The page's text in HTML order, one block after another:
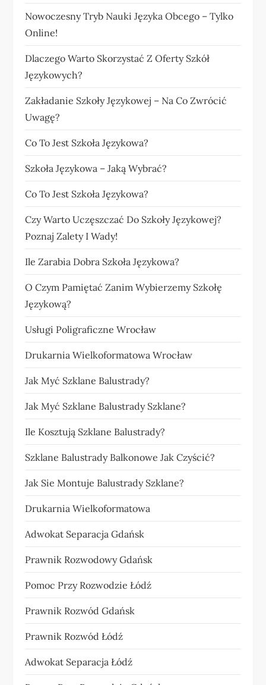
Nowoczesny Tryb Nauki Języka Obcego – Tylko
Online!
Dlaczego Warto Skorzystać Z Oferty Szkół
Językowych?
Zakładanie Szkoły Językowej – Na Co Zwrócić
Uwagę?
Co To Jest Szkoła Językowa?
Szkoła Językowa – Jaką Wybrać?
Co To Jest Szkoła Językowa?
Czy Warto Uczęszczać Do Szkoły Językowej?
Poznaj Zalety I Wady!
Ile Zarabia Dobra Szkoła Językowa?
O Czym Pamiętać Zanim Wybierzemy Szkołę
Językową?
Usługi Poligraficzne Wrocław
Drukarnia Wielkoformatowa Wrocław
Jak Myć Szklane Balustrady?
Jak Myć Szklane Balustrady Szklane?
Ile Kosztują Szklane Balustrady?
Szklane Balustrady Balkonowe Jak Czyścić?
Jak Sie Montuje Balustrady Szklane?
Drukarnia Wielkoformatowa
Adwokat Separacja Gdańsk
Prawnik Rozwodowy Gdańsk
Pomoc Przy Rozwodzie Łódź
Prawnik Rozwód Gdańsk
Prawnik Rozwód Łódź
Adwokat Separacja Łódź